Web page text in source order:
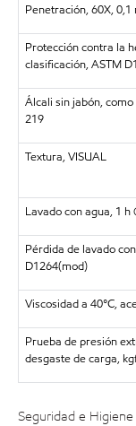
Penetración, 60X,
Protección contra la
clasificación, ASTM
Álcali sin jabón,
219
Textura, VISUAL
Lavado con agua, 1 h
Pérdida de lavado
D1264(mod)
Viscosidad a 40°C,
Prueba de presión
desgaste de carga,
Seguridad e Higiene